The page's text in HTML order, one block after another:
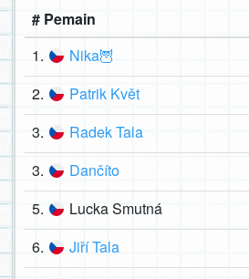
# Pemain
1.
Nika🦉
2. Patrik Květ
3. Radek Tala
3. Dančíto
5. Lucka Smutná
6. Jiří Tala